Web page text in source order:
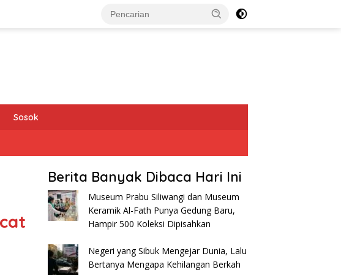
Sosok
Berita Banyak Dibaca Hari Ini
Museum Prabu Siliwangi dan Museum
Keramik Al-Fath Punya Gedung Baru,
Hampir 500 Koleksi Dipisahkan
Negeri yang Sibuk Mengejar Dunia, Lalu
Bertanya Mengapa Kehilangan Berkah